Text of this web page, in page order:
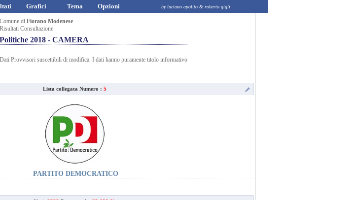
Grafici Tema Opzioni by luciano apolito & roberto gigli
Comune di Fiorano Modenese
Risultati Consultazione
Politiche 2018 - CAMERA
Dati Provvisori suscettibili di modifica. I dati hanno puramente titolo informativo
Lista collegata Numero : 5
PARTITO DEMOCRATICO